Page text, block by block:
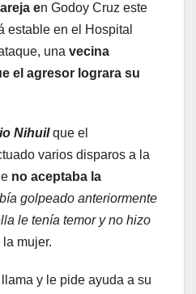
en Godoy Cruz este
estable en el Hospital
una vecina
el agresor lograra su
Nihuil que el
varios disparos a la
no aceptaba la
golpeado anteriormente
le tenía temor y no hizo
mujer.
y le pide ayuda a su